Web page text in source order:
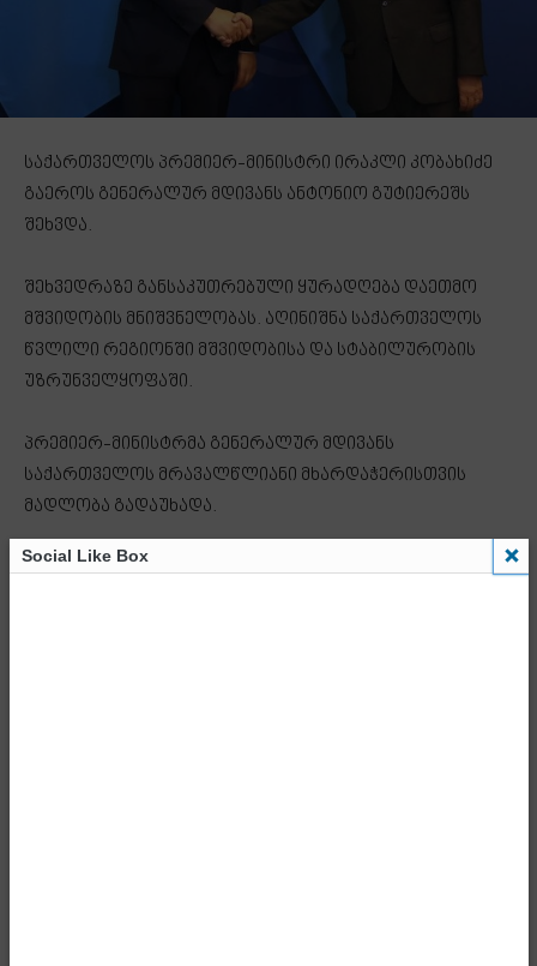
საქართველოს პრემიერ-მინისტრი ირაკლი კობახიძე
გაეროს გენერალურ მდივანს ანტონიო გუტიერეშს
შეხვდა.
შეხვედრაზე განსაკუთრებული ყურადღება დაეთმო
მშვიდობის მნიშვნელობას. აღინიშნა საქართველოს
წვლილი რეგიონში მშვიდობისა და სტაბილურობის
უზრუნველყოფაში.
პრემიერ-მინისტრმა გენერალურ მდივანს
საქართველოს მრავალწლიანი მხარდაჭერისთვის
მადლობა გადაუხადა.
საუბარი ასევე შეეხო საერთაშორისო
Social Like Box